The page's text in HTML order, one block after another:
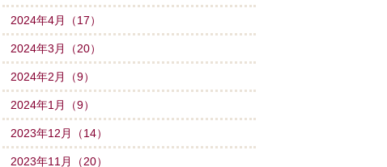
2024年4月（17）
2024年3月（20）
2024年2月（9）
2024年1月（9）
2023年12月（14）
2023年11月（20）